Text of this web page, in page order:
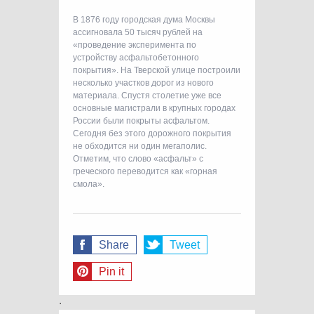
В 1876 году городская дума Москвы
ассигновала 50 тысяч рублей на
«проведение эксперимента по
устройству асфальтобетонного
покрытия». На Тверской улице построили
несколько участков дорог из нового
материала. Спустя столетие уже все
основные магистрали в крупных городах
России были покрыты асфальтом.
Сегодня без этого дорожного покрытия
не обходится ни один мегаполис.
Отметим, что слово «асфальт» с
греческого переводится как «горная
смола».
Share Tweet
Pin it
.